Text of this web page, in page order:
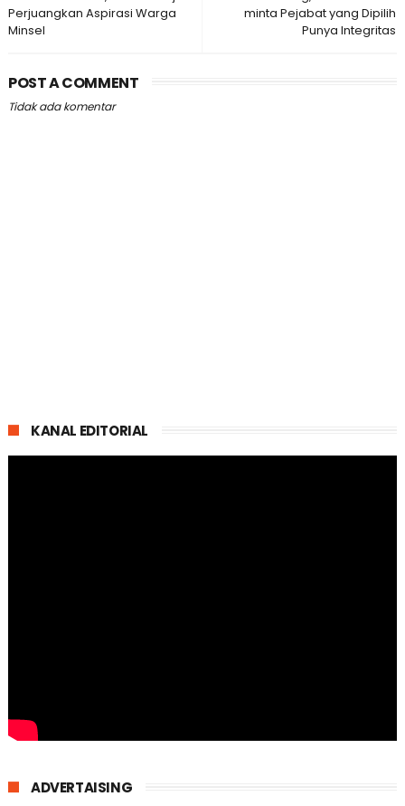
minta Pejabat yang Dipilih
Punya Integritas
Perjuangkan Aspirasi Warga
Minsel
POST A COMMENT
Tidak ada komentar
KANAL EDITORIAL
ADVERTAISING